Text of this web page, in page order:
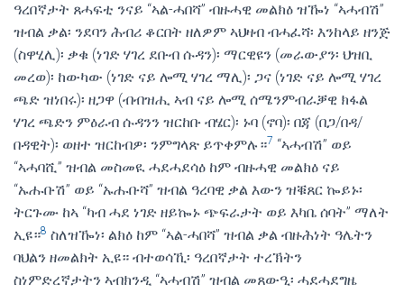
ዓረበኛታት ጸሓፍቲ ንናይ “ኣል-ሓበሻ” ብዙሓዊ መልክዕ ዝዀነ “ኣሓብሽ”
ዝብል ቃል፡ ንደባን ሕብሪ ቆርበት ዘለዎም ኣህዛብ ብሓፈሻ፡ እንከላይ ዘንጅ
(ስዋሂሊ)፡ ቃቁ (ነገድ ሃገረ ደቡብ ሱዳን)፡ ማርዊዩን (መራውያን፡ ህዝቢ
መረወ)፡ ከውካው (ነገድ ናይ ሎሚ ሃገረ ማሊ)፡ ጋና (ነገድ ናይ ሎሚ ሃገረ
ጫድ ዝነበሩ)፡ ዘጋዋ (ብብዝሒ ኣብ ናይ ሎሚ ሰሜንምብራቓዊ ክፋል
ሃገረ ጫድን ምዕራብ ሱዳንን ዝርከቡ ብሄር)፡ ኑባ (ኖባ)፡ በጃ (በጋ/በዳ/
በዳዊት)፡ ወዘተ ዝርከብዎ፡ ንምግላጽ ይጥቀምሉ።7 “ኣሓብሽ” ወይ
“ኣሓባሺ” ዝብል መስመዪ ሓደሓደሳዕ ከም ብዙሓዊ መልክዕ ናይ
“ኡሑቡሽ” ወይ “ኡሑቡሻ” ዝብል ዓረባዊ ቃል እውን ዝቑጸር ኰይኑ፡
ትርጉሙ ከኣ “ካብ ሓደ ነገድ ዘይኰኑ ጭፍራታት ወይ እካቤ ሰባት” ማለት
ኢዩ።8 ስለዝዀነ፡ ልክዕ ከም “ኣል-ሓበሻ” ዝብል ቃል ብዙሕነት ዓሌትን
ባህልን ዘመልክት ኢዩ። ብተወሳኺ፡ ዓረበኛታት ተረኽትን
ስነምድረኛታትን ኣብክንዲ “ኣሓብሽ” ዝብል መጸውዒ፡ ሓደሓደግዜ